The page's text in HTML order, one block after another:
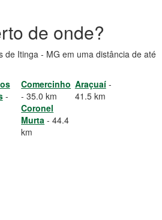
de onde?
de Itinga - MG em uma distância de até
-
Comercinho
- 35.0 km
Araçuaí-
41.5 km
Coronel
Murta - 44.4
km